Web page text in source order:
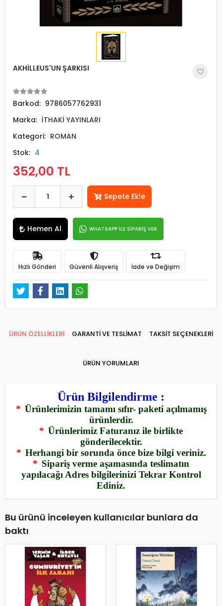
AKHİLLEUS'UN ŞARKISI
Barkod: 9786057762931
Marka: İTHAKİ YAYINLARI
Kategori: ROMAN
Stok: 4
352,00 TL
Sepete Ekle
Hemen Al WHATSAPP İLE SİPARİŞ VER
Hızlı Gönderi Güvenli Alışveriş İade ve Değişim
ÜRÜN ÖZELLİKLERİ GARANTİ VE TESLİMAT TAKSİT SEÇENEKLERİ
ÜRÜN YORUMLARI
Ürün Bilgilendirme :
* Ürünlerimizin tamamı sıfır- paketi açılmamış
ürünlerdir.
* Ürünlerimiz Faturanız ile birlikte
gönderilecektir.
* Herhangi bir sorunda önce bize bilgi veriniz.
* Sipariş verme aşamasında teslimatın
yapılacağı Adres bilgilerinizi Tekrar Kontrol
Ediniz.
Bu ürünü inceleyen kullanıcılar bunlara da
baktı